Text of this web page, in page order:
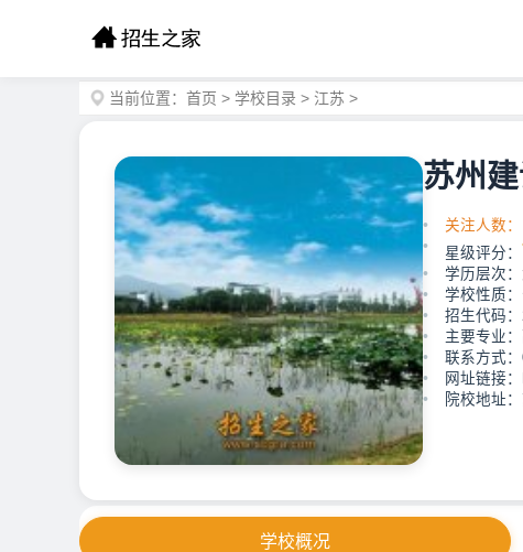
当前位置： 首页 > 学校目录 > 江苏 >
苏州
关注人数：
星级评分：
学历层次
学校性质
招生代码
主要专业
联系方式
网址链接
院校地址
学校概况